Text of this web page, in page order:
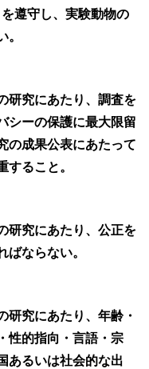
遵守し、実験動物の
。
研究にあたり、調査を
シーの保護に最大限留
の成果公表にあたって
すること。
研究にあたり、公正を
ばならない。
究にあたり、年齢・
性的指向・言語・宗
あるいは社会的な出